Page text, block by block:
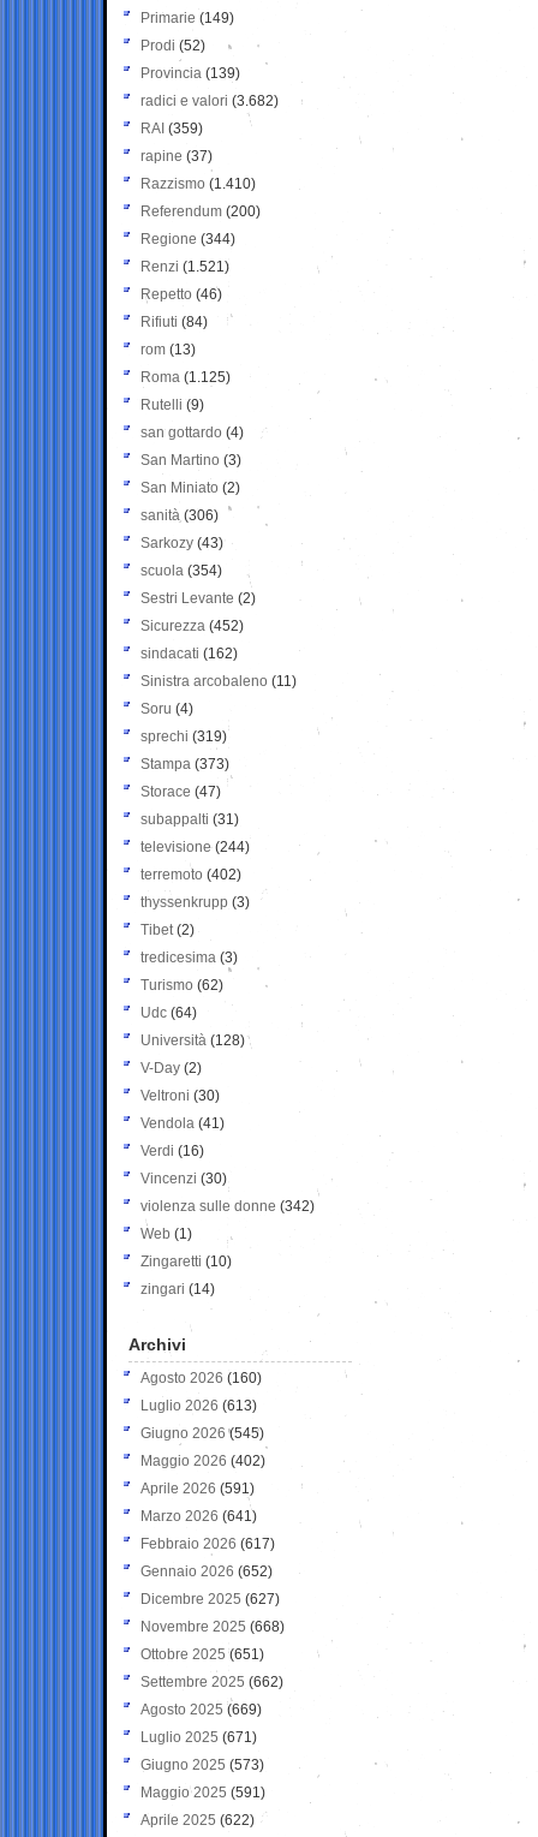
Primarie (149)
Prodi (52)
Provincia (139)
radici e valori (3.682)
RAI (359)
rapine (37)
Razzismo (1.410)
Referendum (200)
Regione (344)
Renzi (1.521)
Repetto (46)
Rifiuti (84)
rom (13)
Roma (1.125)
Rutelli (9)
san gottardo (4)
San Martino (3)
San Miniato (2)
sanità (306)
Sarkozy (43)
scuola (354)
Sestri Levante (2)
Sicurezza (452)
sindacati (162)
Sinistra arcobaleno (11)
Soru (4)
sprechi (319)
Stampa (373)
Storace (47)
subappalti (31)
televisione(244)
terremoto (402)
thyssenkrupp (3)
Tibet(2)
tredicesima (3)
Turismo (62)
Udc (64)
Università (128)
V-Day (2)
Veltroni (30)
Vendola (41)
Verdi (16)
Vincenzi (30)
violenza sulle donne (342)
Web (1)
Zingaretti (10)
zingari (14)
Archivi
Agosto 2026 (160)
Luglio 2026 (613)
Giugno 2026 (545)
Maggio 2026 (402)
Aprile 2026 (591)
Marzo 2026 (641)
Febbraio 2026 (617)
Gennaio 2026 (652)
Dicembre 2025 (627)
Novembre 2025 (668)
Ottobre 2025 (651)
Settembre 2025 (662)
Agosto 2025 (669)
Luglio 2025 (671)
Giugno 2025 (573)
Maggio 2025 (591)
Aprile 2025 (622)